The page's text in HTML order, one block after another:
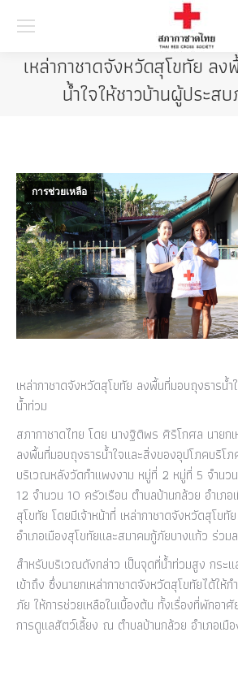
เหล่ากาชาดจังหวัดสุโขทัย ล
น้ำใจให้ชาวบ้านผู้ประส
การช่วยเหลือ
เหล่ากาชาดจังหวัดสุโขทัย ลงพื้นที่มอบถุงธารน้
น้ำท่วม
สภากาชาดไทย โดย นางฐิติพร ศิริโกศล นายก
ลงพื้นที่มอบถุงธารน้ำใจและสิ่งของอุปโภคบริ
บริเวณหลังวัดกำแพงงาม หมู่ที่ 2 หมู่ที่ 5 จำนว
12 จำนวน 10 ครัวเรือน ตำบลบ้านกล้วย อำเภ
สุโขทัย โดยมีเจ้าหน้าที่ เหล่ากาชาดจังหวัดสุโข
อำเภอเมืองสุโขทัยและสมาคมกู้ภัยบางแก้ว ร่ว
สำหรับบริเวณดังกล่าว เป็นจุดที่น้ำท่วมสูง กระ
เข้าถึง ซึ่งนายกเหล่ากาชาดจังหวัดสุโขทัยได้ให้
ภัย ให้การช่วยเหลือในเบื้องต้น ทั้งเรื่องที่พักอา
การดูแลสัตว์เลี้ยง ณ ตำบลบ้านกล้วย อำเภอเมื